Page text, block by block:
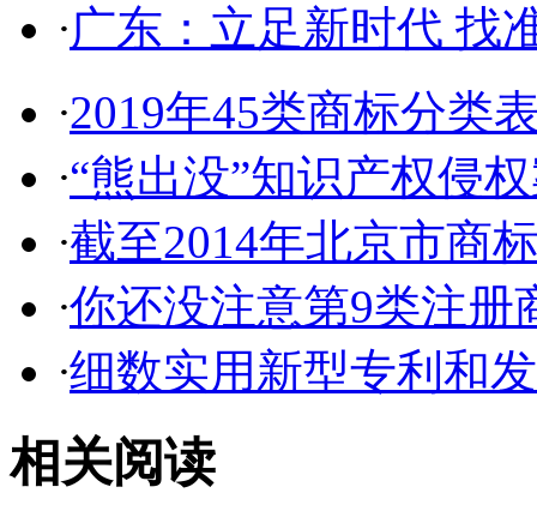
·广东：立足新时代 找
·2019年45类商标分类
·“熊出没”知识产权侵
·截至2014年北京市商
·你还没注意第9类注册
·细数实用新型专利和
相关阅读